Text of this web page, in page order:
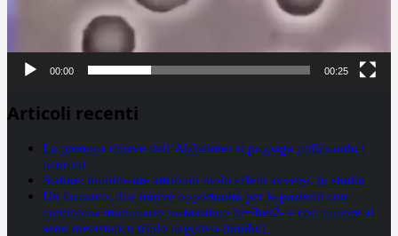
00:00 00:25
Articoli recenti
La proteina chiave dell’Alzheimer si propaga utilizzando i
neuroni
Statine: inutilmente attribuiti molti effetti avversi, lo studio
Un farmaco, due nuove opportunità per le pazienti con
carcinoma mammario metastatico hr+/her2- e con tumore al
seno metastatico triplo negativo (mtnbc)